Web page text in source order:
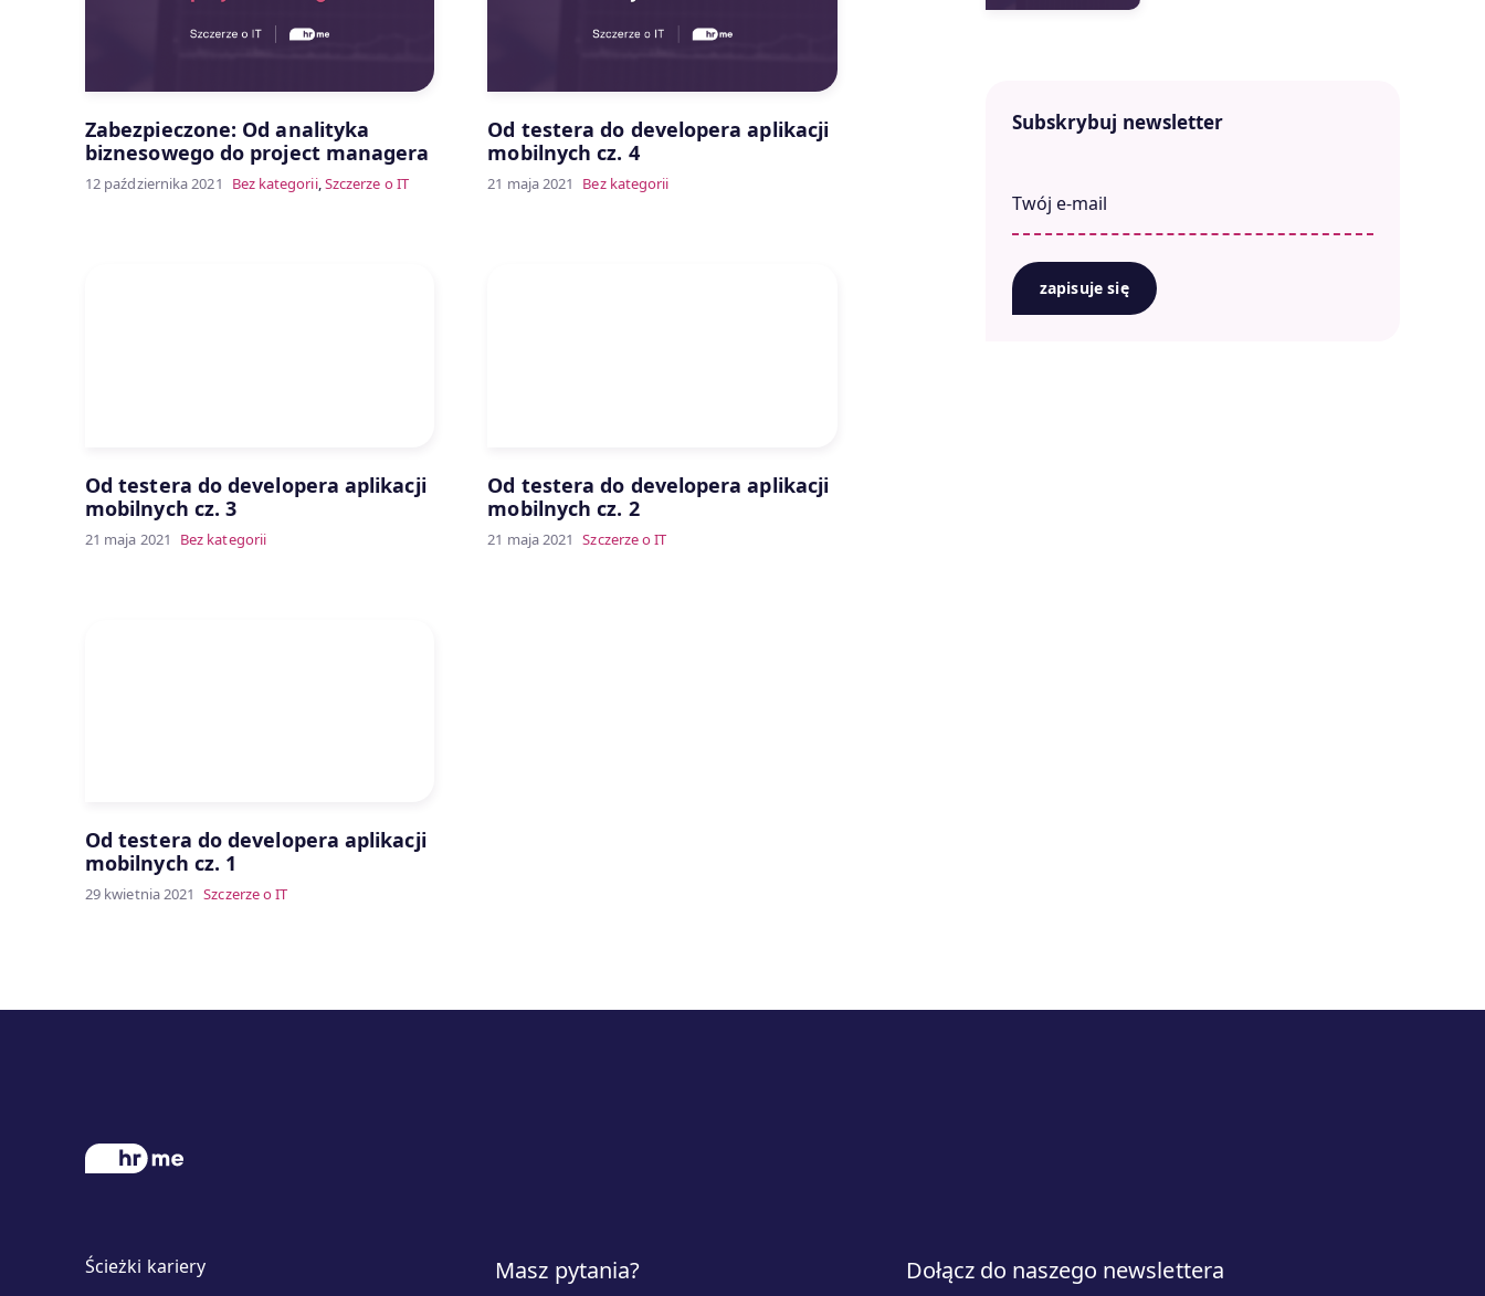
Zabezpieczone: Od analityka
biznesowego do project managera
12 października 2021 Bez kategorii,Szczerze o IT
Od testera do developera aplikacji
mobilnych cz. 4
21 maja 2021 Bez kategorii
Od testera do developera aplikacji
mobilnych cz. 3
21 maja 2021 Bez kategorii
Od testera do developera aplikacji
mobilnych cz. 2
21 maja 2021 Szczerze o IT
Od testera do developera aplikacji
mobilnych cz. 1
29 kwietnia 2021 Szczerze o IT
Subskrybuj newsletter
zapisuje się
Ścieżki kariery
Masz pytania? Dołącz do naszego newslettera